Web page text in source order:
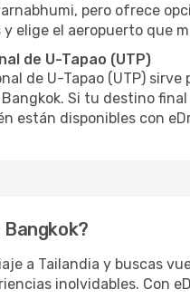
pero ofrece
y elige el aeropuerto que
de U-Tapao (UTP)
de U-Tapao (UTP)
Si tu destino
están disponibles con
Bangkok?
a Tailandia y buscas
inolvidables. Con